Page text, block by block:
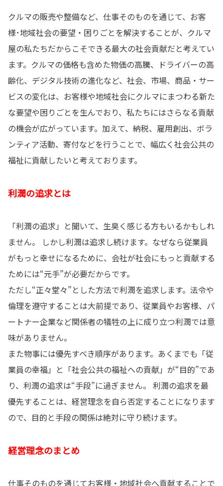
クルマの販売や整備など、仕事そのものを通じて、お客
様･地域社会の要望・困りごとを解決することが、クルマ
屋の私たちだからこそできる最大の社会貢献だと考えてい
ます。クルマの価格も含めた物価の高騰、ドライバーの高
齢化、デジタル技術の進化など、社会、市場、商品・サー
ビスの変化は、お客様や地域社会にクルマにまつわる新た
な要望や困りごとを生んでおり、私たちにはさらなる貢献
の機会が広がっています。加えて、納税、雇用創出、ボラ
ンティア活動、寄付などを行うことで、幅広く社会公共の
福祉に貢献したいと考えております。
利潤の追求とは
「利潤の追求」と聞いて、生臭く感じる方もいるかもしれ
ません。 しかし利潤は追求し続けます。なぜなら従業員
がもっと幸せになるために、会社が社会にもっと貢献する
ためには“元手”が必要だからです。
ただし“正々堂々”とした方法で利潤を追求します。法令や
倫理を遵守することは大前提であり、従業員やお客様、パ
ートナー企業など関係者の犠牲の上に成り立つ利潤では意
味がありません。
また物事には優先すべき順序があります。あくまでも「従
業員の幸福」と「社会公共の福祉への貢献」が“目的”であ
り、利潤の追求は“手段”に過ぎません。 利潤の追求を最
優先することは、経営理念を自ら否定することになります
ので、目的と手段の関係は絶対に守り続けます。
経営理念のまとめ
仕事そのものを通じてお客様・地域社会へ貢献することで